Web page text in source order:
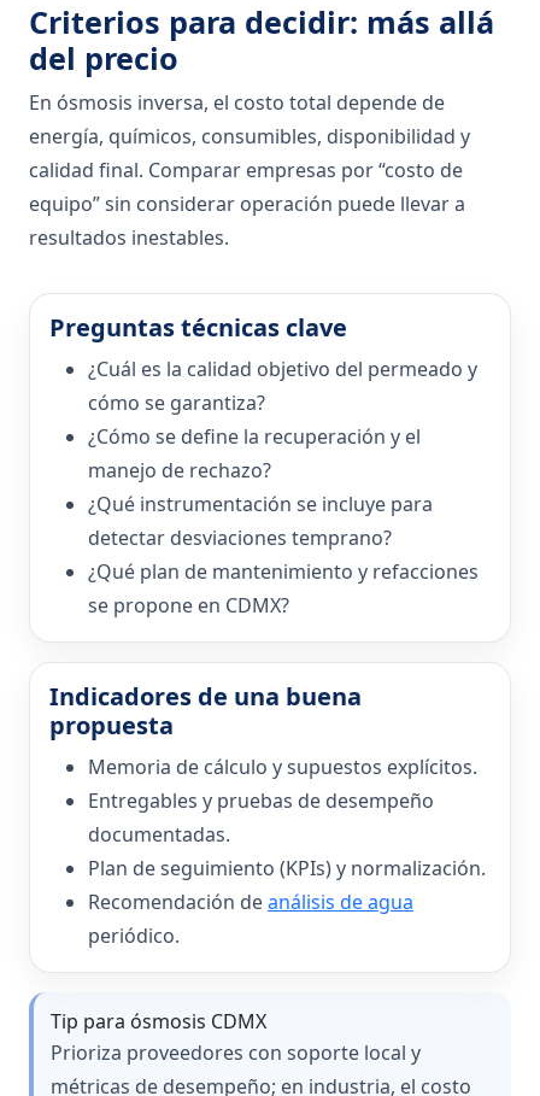
Criterios para decidir: más allá
del precio
En ósmosis inversa, el costo total depende de
energía, químicos, consumibles, disponibilidad y
calidad final. Comparar empresas por “costo de
equipo” sin considerar operación puede llevar a
resultados inestables.
Preguntas técnicas clave
¿Cuál es la calidad objetivo del permeado y
cómo se garantiza?
¿Cómo se define la recuperación y el
manejo de rechazo?
¿Qué instrumentación se incluye para
detectar desviaciones temprano?
¿Qué plan de mantenimiento y refacciones
se propone en CDMX?
Indicadores de una buena
propuesta
Memoria de cálculo y supuestos explícitos.
Entregables y pruebas de desempeño
documentadas.
Plan de seguimiento (KPIs) y normalización.
Recomendación deanálisis de agua
periódico.
Tip para ósmosis CDMX
Prioriza proveedores con soporte local y
métricas de desempeño; en industria, el costo